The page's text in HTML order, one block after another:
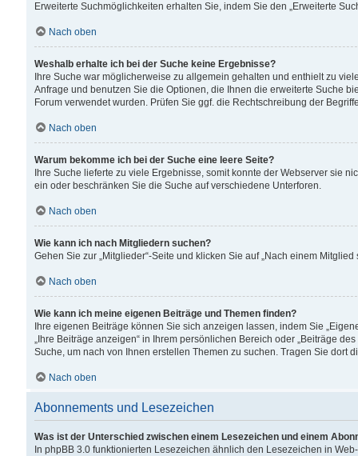
Erweiterte Suchmöglichkeiten erhalten Sie, indem Sie den „Erweiterte
Nach oben
Weshalb erhalte ich bei der Suche keine Ergebnisse?
Ihre Suche war möglicherweise zu allgemein gehalten und enthielt zu
Anfrage und benutzen Sie die Optionen, die Ihnen die erweiterte Suche
Forum verwendet wurden. Prüfen Sie ggf. die Rechtschreibung der
Nach oben
Warum bekomme ich bei der Suche eine leere Seite?
Ihre Suche lieferte zu viele Ergebnisse, somit konnte der Webserver sie
ein oder beschränken Sie die Suche auf verschiedene Unterforen.
Nach oben
Wie kann ich nach Mitgliedern suchen?
Gehen Sie zur „Mitglieder“-Seite und klicken Sie auf „Nach einem Mitglied
Nach oben
Wie kann ich meine eigenen Beiträge und Themen finden?
Ihre eigenen Beiträge können Sie sich anzeigen lassen, indem Sie
„Ihre Beiträge anzeigen“ in Ihrem persönlichen Bereich oder „Beiträge
Suche, um nach von Ihnen erstellen Themen zu suchen. Tragen Sie dort
Nach oben
Abonnements und Lesezeichen
Was ist der Unterschied zwischen einem Lesezeichen und einem
In phpBB 3.0 funktionierten Lesezeichen ähnlich den Lesezeichen in